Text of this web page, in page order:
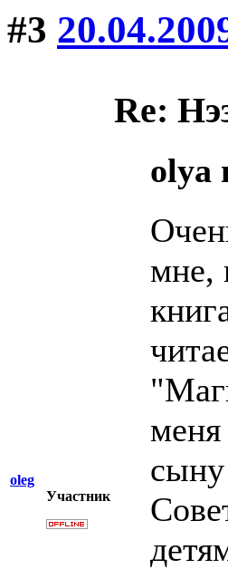
#3
oleg
Участник
Re:
olya
мне,